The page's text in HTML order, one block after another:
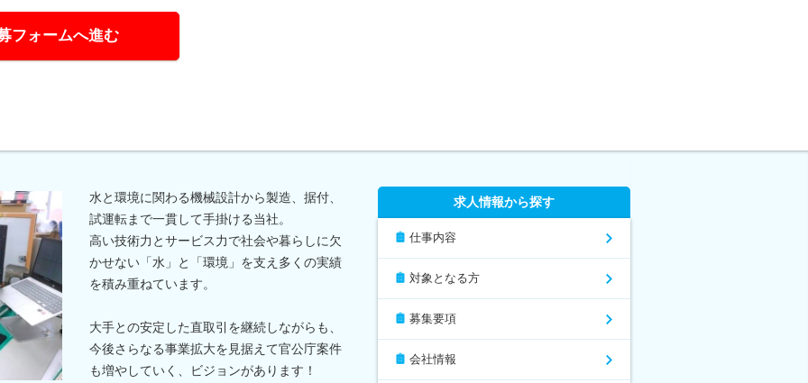
フォームへ進む
水と環境に関わる機械設計から製造、据付、
試運転まで一貫して手掛ける当社。
高い技術力とサービス力で社会や暮らしに欠
かせない「水」と「環境」を支え多くの実績
を積み重ねています。
大手との安定した直取引を継続しながらも、
今後さらなる事業拡大を見据えて官公庁案件
も増やしていく、ビジョンがあります！
求人情報から探す
仕事内容
対象となる方
募集要項
会社情報